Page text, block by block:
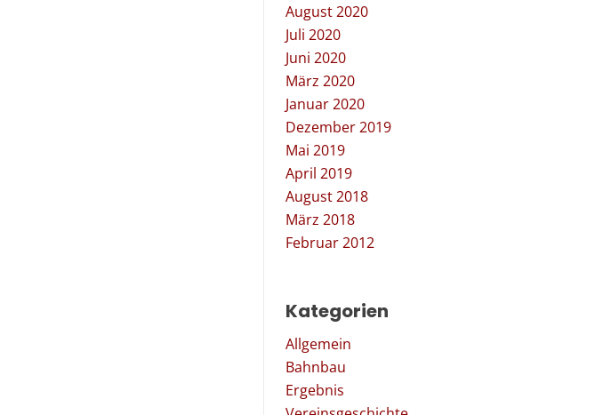
August 2020
Juli 2020
Juni 2020
März 2020
Januar 2020
Dezember 2019
Mai 2019
April 2019
August 2018
März 2018
Februar 2012
Kategorien
Allgemein
Bahnbau
Ergebnis